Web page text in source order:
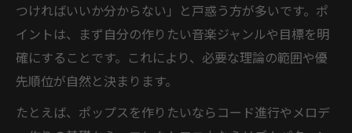
音楽理論よりDTMの実践を重視する理由
独学DTMで音楽理論を身につける基本手順
DTM独学で音楽理論を効率よく学ぶ流れ
音楽理論入門から応用までDTMで実践
DTM初心者が習得すべき音楽理論の順序
つければいいか分からない」と戸惑う方が多いです。ポ
イントは、まず自分の作りたい音楽ジャンルや目標を明
確にすることです。これにより、必要な理論の範囲や優
先順位が自然と決まります。
たとえば、ポップスを作りたいならコード進行やメロデ